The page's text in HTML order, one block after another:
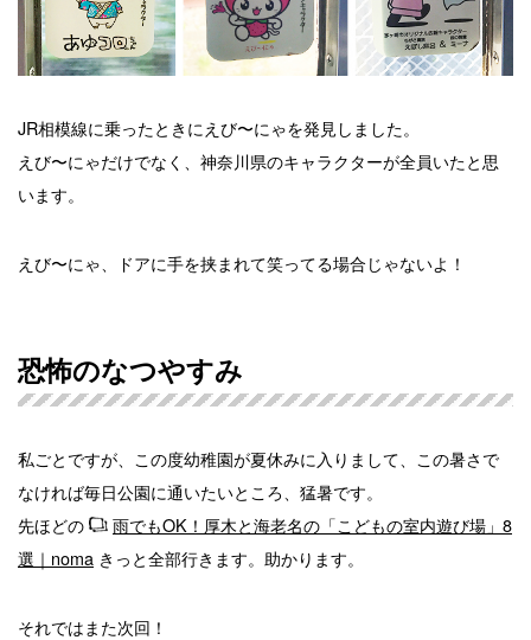
JR相模線に乗ったときにえび〜にゃを発見しました。
えび〜にゃだけでなく、神奈川県のキャラクターが全員いたと思
います。
えび〜にゃ、ドアに手を挟まれて笑ってる場合じゃないよ！
恐怖のなつやすみ
私ごとですが、この度幼稚園が夏休みに入りまして、この暑さで
なければ毎日公園に通いたいところ、猛暑です。
先ほどの
雨でもOK！厚木と海老名の「こどもの室内遊び場」8
選｜noma きっと全部行きます。助かります。
それではまた次回！